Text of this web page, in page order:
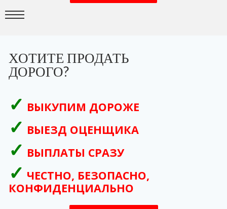
ХОТИТЕ ПРОДАТЬ
ДОРОГО?
ВЫКУПИМ ДОРОЖЕ
ВЫЕЗД ОЦЕНЩИКА
ВЫПЛАТЫ СРАЗУ
ЧЕСТНО, БЕЗОПАСНО,
КОНФИДЕНЦИАЛЬНО